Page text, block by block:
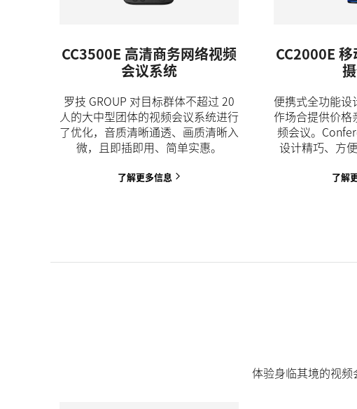
CC3500E 高清商务网络视频
会议系统
罗技 GROUP 对目标群体不超过 20
人的大中型团体的视频会议系统进行
了优化，音质清晰通透、画质清晰入
微，且即插即用、简单实惠。
了解更多信息
CC2000E
便携式全功能设
作场合提供价
频会议。
设计精巧、方
了解
体验身临其境的视频